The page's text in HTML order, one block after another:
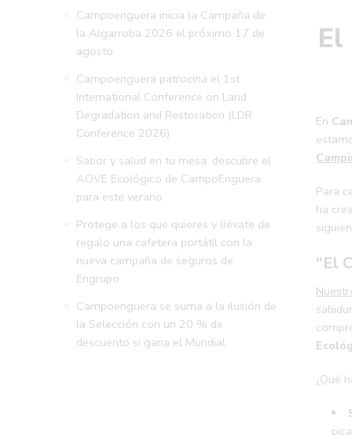
El
En
Para
ha
“El
¿Qué
Campoenguera inicia la Campaña de
la Algarroba 2026 el próximo 17 de
agosto
Campoenguera patrocina el 1st
International Conference on Land
Degradation and Restoration (LDR
Conference 2026)
Sabor y salud en tu mesa: descubre el
AOVE Ecológico de CampoEnguera
para este verano
Protege a los que quieres y llévate de
regalo una cafetera portátil con la
nueva campaña de seguros de
Engrupo
Campoenguera se suma a la ilusión de
la Selección con un 20 % de
descuento si gana el Mundial